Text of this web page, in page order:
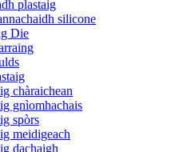
plastaig
silicone
Die
chàraichean
gnìomhachais
spòrs
meidigeach
dachaigh